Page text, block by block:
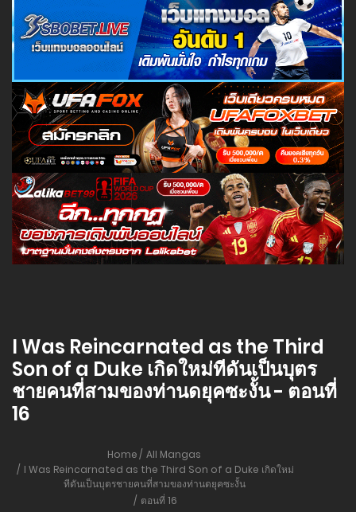
I Was Reincarnated as the Third
Son of a Duke เกิดใหม่ทีดันเป็นบุตร
ชายคนที่สามของท่านดยุคซะงั้น - ตอนที่
16
Home
All Mangas
I Was Reincarnated as the Third Son of a Duke เกิดใหม่
ทีดันเป็นบุตรชายคนที่สามของท่านดยุคซะงั้น
ตอนที่ 16